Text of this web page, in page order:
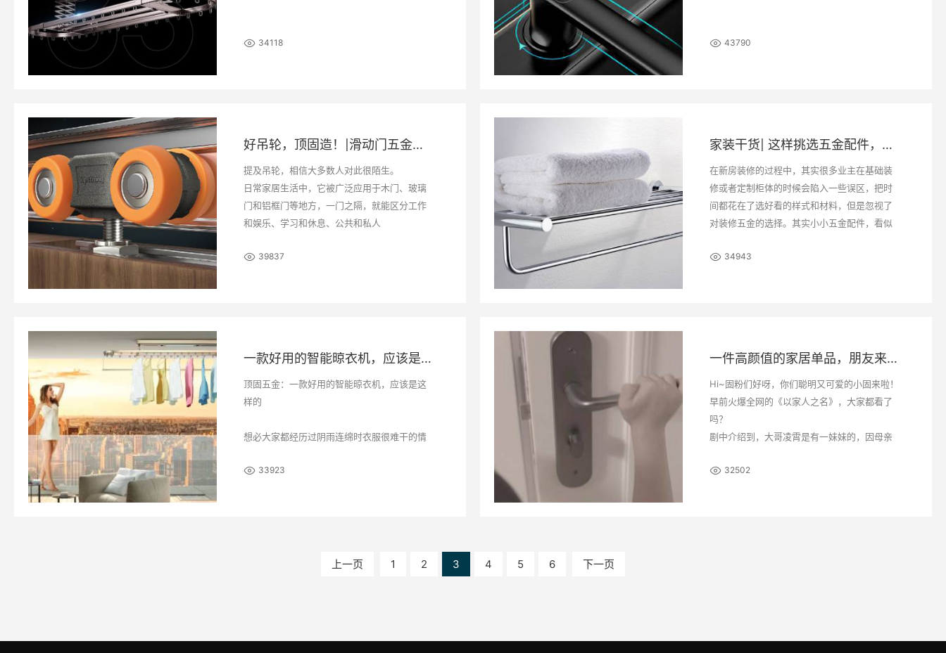
34118 43790
好吊轮，顶固造！|滑动门五金系统解决方案提供者
提及吊轮，相信大多数人对此很陌生。
日常家居生活中，它被广泛应用于木门、玻璃
门和铝框门等地方，一门之隔，就能区分工作
和娱乐、学习和休息、公共和私人
39837
家装干货| 这样挑选五金配件，让你少走家装弯路！
在新房装修的过程中，其实很多业主在基础装
修或者定制柜体的时候会陷入一些误区，把时
间都花在了选好看的样式和材料，但是忽视了
对装修五金的选择。其实小小五金配件，看似
用寿命和你日常使用的极致体验。现市面上的
34943
一款好用的智能晾衣机，应该是这样的
顶固五金：一款好用的智能晾衣机，应该是这
样的
想必大家都经历过阴雨连绵时衣服很难干的情
的出现就改变了这个情况，这也是智能晾衣机
33923
一件高颜值的家居单品，朋友来我家都被种草了！
Hi~固粉们好呀，你们聪明又可爱的小固来啦！
早前火爆全网的《以家人之名》，大家都看了
吗？
剧中介绍到，大哥凌霄是有一妹妹的，因母亲
喂食核桃后卡住了气管，而门又被母亲外出时
32502
上一页 1 2 3 4 5 6 下一页